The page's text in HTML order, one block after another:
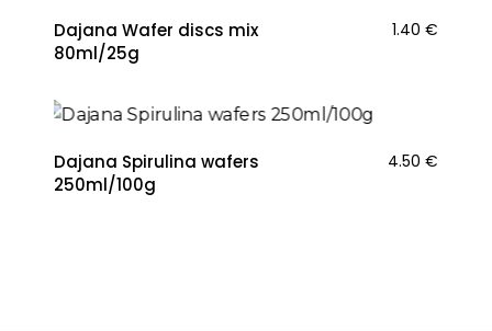
Dajana Wafer discs mix
80ml/25g
1.40 €
Dajana Spirulina wafers
250ml/100g
4.50 €